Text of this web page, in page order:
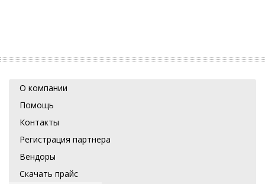
О компании
Помощь
Контакты
Регистрация партнера
Вендоры
Скачать прайс